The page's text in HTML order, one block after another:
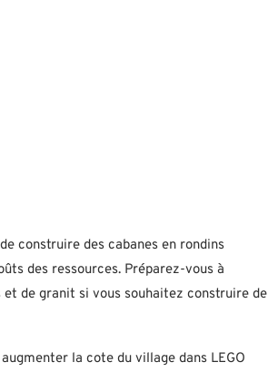
construire des cabanes en rondins
des ressources. Préparez-vous à
de granit si vous souhaitez construire de
la cote du village dans LEGO